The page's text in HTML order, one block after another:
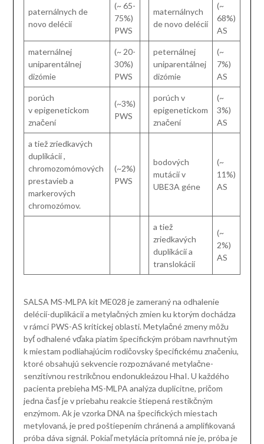
paternálnych de
novo delécií
(~ 65-
75%)
PWS
maternálnych
de novo delécií
(~
68%)
AS
maternálnej
uniparentálnej
dizómie
(~ 20-
30%)
PWS
peternálnej
uniparentálnej
dizómie
(~
7%)
AS
porúch
v epigenetickom
značení
(~3%)
PWS
porúch v
epigenetickom
značení
(~
3%)
AS
a tiež zriedkavých
duplikácií ,
chromozomómových
prestavieb a
markerových
chromozómov.
(~2%)
PWS
bodových
mutácií v
UBE3A géne
(~
11%)
AS
a tiež
zriedkavých
duplikácií a
translokácií
(~
2%)
AS
SALSA MS-MLPA kit ME028 je zameraný na odhalenie
delécií-duplikácií a metylačných zmien ku ktorým dochádza
v rámci PWS-AS kritickej oblasti. Metylačné zmeny môžu
byť odhalené vďaka piatim špecifickým próbam navrhnutým
k miestam podliahajúcim rodičovsky špecifickému značeniu,
ktoré obsahujú sekvencie rozpoznávané metylačne-
senzitívnou restrikčnou endonukleázou HhaI. U každého
pacienta prebieha MS-MLPA analýza duplicitne, pričom
jedna časť je v priebahu reakcie štiepená restikčným
enzýmom. Ak je vzorka DNA na špecifických miestach
metylovaná, je pred poštiepením chránená a amplifikovaná
próba dáva signál. Pokiaľ metylácia prítomná nie je, próba je